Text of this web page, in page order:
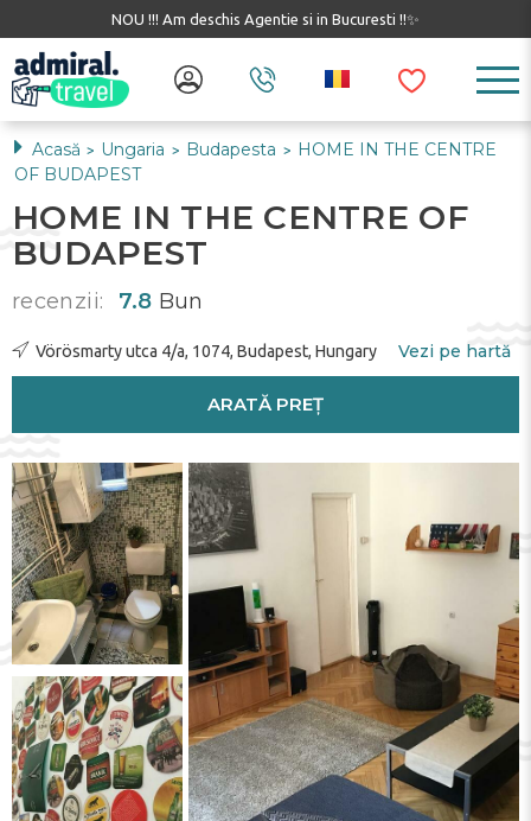
NOU !!! Am deschis Agentie si in Bucuresti !!✨
Acasă > Ungaria > Budapesta >
HOME IN THE CENTRE
OF BUDAPEST
HOME IN THE CENTRE OF
BUDAPEST
recenzii: 7.8 Bun
Vörösmarty utca 4/a, 1074, Budapest, Hungary Vezi pe hartă
ARATĂ PREȚ